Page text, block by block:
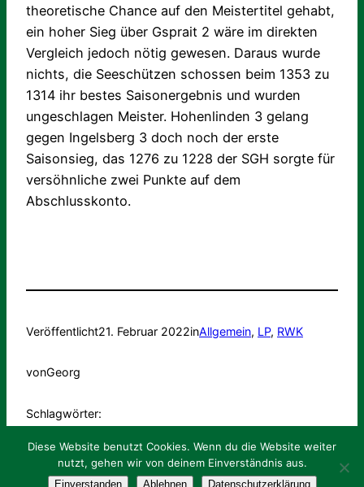
theoretische Chance auf den Meistertitel gehabt,
ein hoher Sieg über Gsprait 2 wäre im direkten
Vergleich jedoch nötig gewesen. Daraus wurde
nichts, die Seeschützen schossen beim 1353 zu
1314 ihr bestes Saisonergebnis und wurden
ungeschlagen Meister. Hohenlinden 3 gelang
gegen Ingelsberg 3 doch noch der erste
Saisonsieg, das 1276 zu 1228 der SGH sorgte für
versöhnliche zwei Punkte auf dem
Abschlusskonto.
Veröffentlicht21. Februar 2022inAllgemein, LP, RWK
vonGeorg
Schlagwörter:
ImpressumDatenschutzInternLogin
Diese Website benutzt Cookies. Wenn du die Website weiter
nutzt, gehen wir von deinem Einverständnis aus.
Einverstanden Ablehnen Datenschutzerklärung